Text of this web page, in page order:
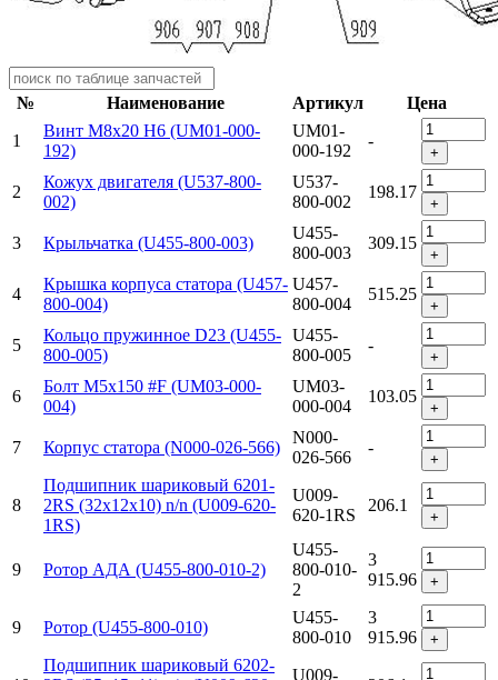
№ Наименование Артикул
Цена
1
Винт M8x20 H6 (UM01-000-
192)
UM01-
000-192
-
+
2
Кожух двигателя (U537-800-
002)
U537-
800-002
198.17
+
3 Крыльчатка (U455-800-003)
U455-
800-003
309.15
+
4
Крышка корпуса статора (U457-
800-004)
U457-
800-004
515.25
+
5
Кольцо пружинное D23 (U455-
800-005)
U455-
800-005
-
+
6
Болт M5x150 #F (UM03-000-
004)
UM03-
000-004
103.05
+
7 Корпус статора (N000-026-566)
N000-
026-566
-
+
8
Подшипник шариковый 6201-
2RS (32х12х10) n/n (U009-620-
1RS)
U009-
620-1RS
206.1
+
9 Ротор АДА (U455-800-010-2)
U455-
800-010-
2
3
915.96
+
9 Ротор (U455-800-010)
U455-
800-010
3
915.96
+
Подшипник шариковый 6202-
U009-